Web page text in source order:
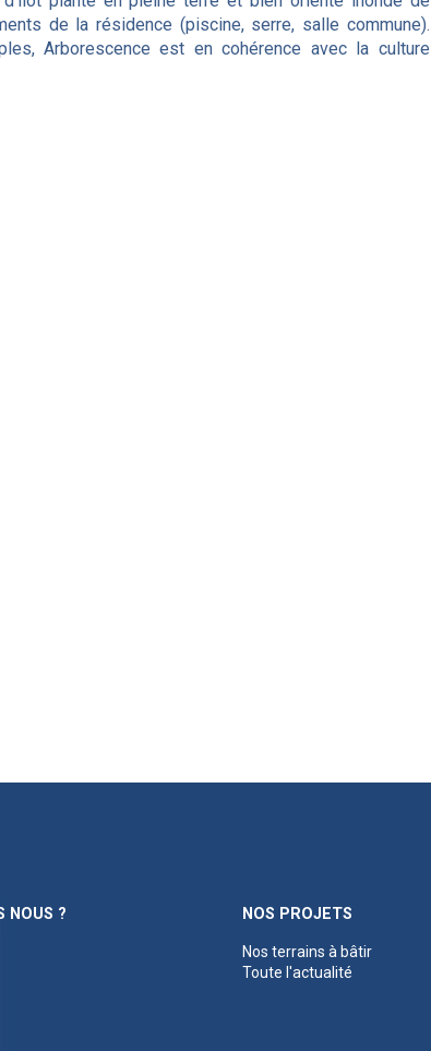
de la résidence (piscine, serre, salle commune).
Arborescence est en cohérence avec la culture
NOUS ? NOS PROJETS
Nos terrains à bâtir
Toute l'actualité